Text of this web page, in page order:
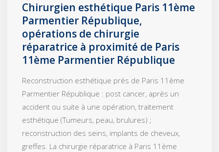
Chirurgien esthétique Paris 11ème
Parmentier République,
opérations de chirurgie
réparatrice à proximité de Paris
11ème Parmentier République
Reconstruction esthétique près de Paris 11ème
Parmentier République : post cancer, après un
accident ou suite à une opération, traitement
esthétique (Tumeurs, peau, brulures) ;
reconstruction des seins, implants de cheveux,
greffes. La chirurgie réparatrice à Paris 11ème